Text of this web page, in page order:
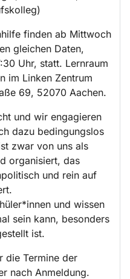
finden ab Mittwoch
gleichen Daten,
Uhr, statt. Lernraum
im Linken Zentrum
69, 52070 Aachen.
und wir engagieren
dazu bedingungslos
zwar von uns als
organisiert, das
und rein auf
und wissen
sein kann, besonders
ist.
die Termine der
nach Anmeldung.